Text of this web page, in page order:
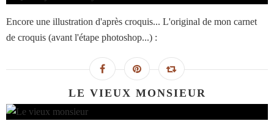
Encore une illustration d'après croquis... L'original de mon carnet
de croquis (avant l'étape photoshop...) :
LE VIEUX MONSIEUR